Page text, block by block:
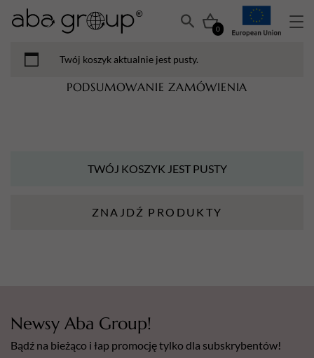
0
Twój koszyk aktualnie jest pusty.
PODSUMOWANIE ZAMÓWIENIA
TWÓJ KOSZYK JEST PUSTY
ZNAJDŹ PRODUKTY
Newsy Aba Group!
Bądź na bieżąco i łap promocję tylko dla subskrybentów!